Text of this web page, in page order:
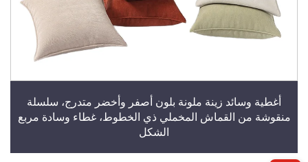
أغطية وسائد زينة ملونة بلون أصفر وأخضر متدرج، سلسلة
منقوشة من القماش المخملي ذي الخطوط، غطاء وسادة مربع
الشكل